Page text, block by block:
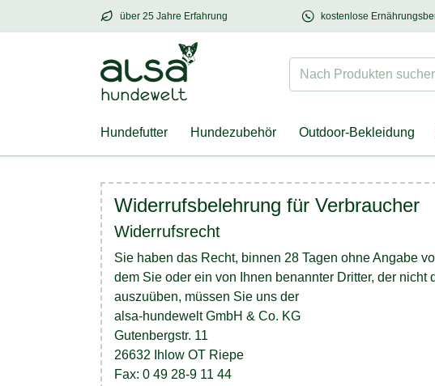
über 25 Jahre Erfahrung
über25 Jahre Erfahrung – mit Herz für Hund & Halter
kostenlose
Nach Produkten suchen
Hundefutter Hundezubehör Outdoor-Bekleidung
Widerrufsbelehrung für Verbraucher
Widerrufsrecht
Sie haben das Recht, binnen 28 Tagen ohne Angabe
dem Sie oder ein von Ihnen benannter Dritter, der
auszuüben, müssen Sie uns der
alsa-hundewelt GmbH & Co. KG
Gutenbergstr. 11
26632 Ihlow OT Riepe
Fax: 0 49 28-9 11 44